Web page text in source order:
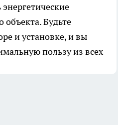
объекта. Будьте
и установке, и вы
пользу из всех